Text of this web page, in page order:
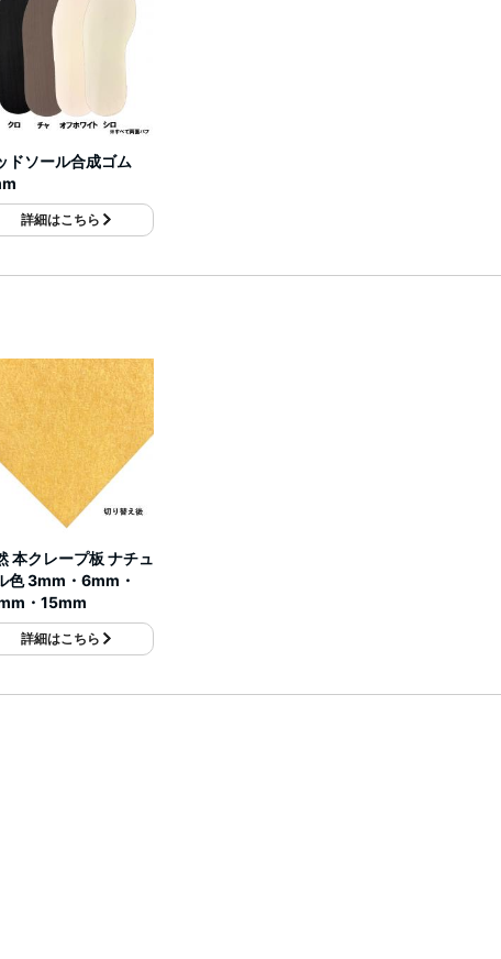
ドソール合成ゴム
詳細はこちら
本クレープ板 ナチュ
色 3mm・6mm・
・15mm
詳細はこちら